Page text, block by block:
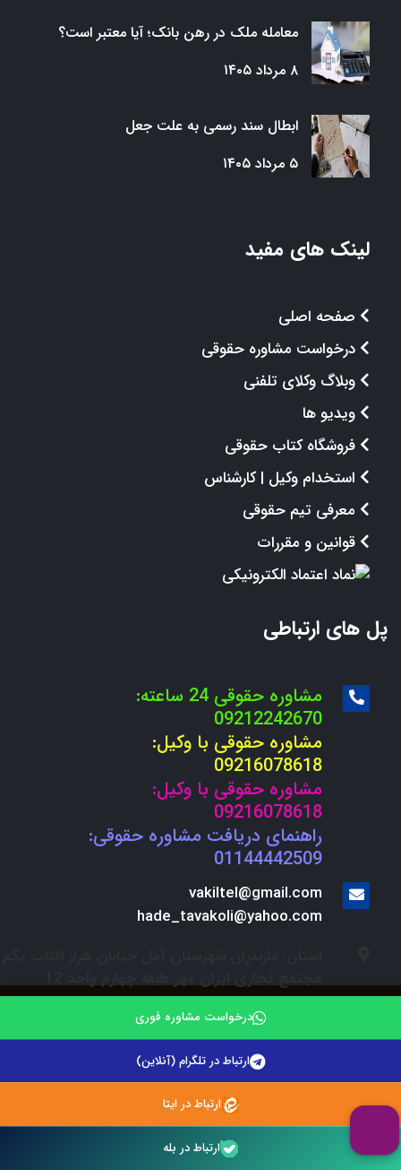
معامله ملک در رهن بانک؛ آیا معتبر است؟
۸ مرداد ۱۴۰۵
ابطال سند رسمی به علت جعل
۵ مرداد ۱۴۰۵
لینک های مفید
صفحه اصلی
درخواست مشاوره حقوقی
وبلاگ وکلای تلفنی
ویدیو ها
فروشگاه کتاب حقوقی
استخدام وکیل | کارشناس
معرفی تیم حقوقی
قوانین و مقررات
پل های ارتباطی
مشاوره حقوقی 24 ساعته:
09212242670
مشاوره حقوقی با وکیل:
09216078618
مشاوره حقوقی با وکیل:
09216078618
راهنمای دریافت مشاوره حقوقی:
01144442509
vakiltel@gmail.com
hade_tavakoli@yahoo.com
وبلاگ|لیست درخواست مشاوره حقوقی
© 2021. وکلای تلفنی . تمامی حقوق مادی و معنوی سایت
محفوظ می باشد.
درخواست مشاوره فوری
ارتباط در تلگرام (آنلاین)
ارتباط در ایتا
ارتباط در بله